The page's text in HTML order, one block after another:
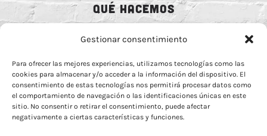
Gestionar consentimiento
Para ofrecer las mejores experiencias, utilizamos tecnologías como las
cookies para almacenar y/o acceder a la información del dispositivo. El
consentimiento de estas tecnologías nos permitirá procesar datos como
el comportamiento de navegación o las identificaciones únicas en este
sitio. No consentir o retirar el consentimiento, puede afectar
negativamente a ciertas características y funciones.
QUÉ HACEMOS
CONTACTO
BIO